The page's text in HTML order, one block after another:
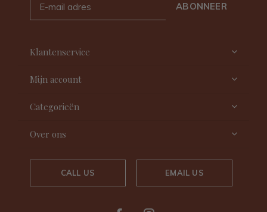
ABONNEER
Klantenservice
Mijn account
Categorieën
Over ons
CALL US EMAIL US